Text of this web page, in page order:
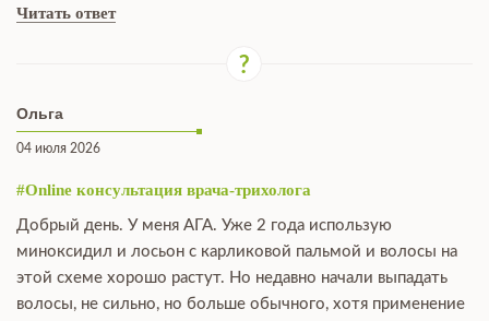
Читать ответ
Ольга
04 июля 2026
#Online консультация врача-трихолога
Добрый день. У меня АГА. Уже 2 года использую
миноксидил и лосьон с карликовой пальмой и волосы на
этой схеме хорошо растут. Но недавно начали выпадать
волосы, не сильно, но больше обычного, хотя применение